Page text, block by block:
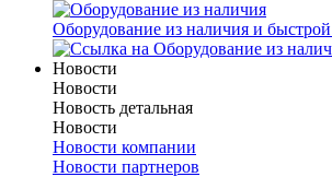
Оборудование из наличия и
Новости
Новости
Новость детальная
Новости
Новости компании
Новости партнеров